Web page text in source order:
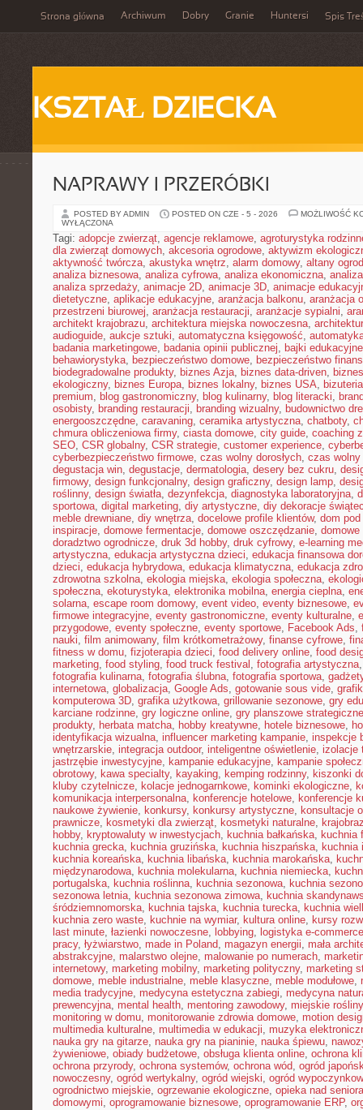
Strona główna Archiwum Dobry Granie Huntersi Spis
KSZTAŁ DZIECKA
NAPRAWY I PRZERÓBKI
POSTED BY ADMIN POSTED ON CZE - 5 - 2026
MOŻLIWOŚĆ
WYŁĄCZONA
Tagi: adopcje zwierząt, agencje reklamowe, agroturystyka
dla zwierząt domowych, akcesoria ogrodowe, aktywizm
aktywność twórcza, akustyka wnętrz, alarm domowy, altany
analiza biznesowa, analiza cyfrowa, analiza ekonomiczna,
analiza sprzedaży, animacje 2D, animacje 3D, animacje
dietetyczne, aplikacje edukacyjne, aranżacja balkonu, aranżacja
przestrzeni biurowej, aranżacja restauracji, aranżacje sypialni,
architekt krajobrazu, architektura miejska nowoczesna,
audioguide, aukcje sztuki, automatyczna księgowość,
badania marketingowe, badania opinii publicznej, bajki edukacyjne
behawiorystyka, bezpieczeństwo domowe, bezpieczeństwo
biodegradowalne produkty, biznes Azja, biznes data-driven,
ekologiczny, biznes Europa, biznes lokalny, biznes USA,
premium, blog gastronomiczny, blog kulinarny, blog literacki,
osobisty, branding restauracji, branding wizualny, budownictwo
energooszczędne, caravaning, ceramika artystyczna, chatboty,
chmura obliczeniowa firmy, ciasta domowe, city guide, coaching
SEO, CSR globalny, CSR strategie, customer experience,
cyberbezpieczeństwo firmowe, czas wolny dorosłych, czas
degustacja win, degustacje, dermatologia, desery bez cukru,
firmowy, design funkcjonalny, design graficzny, design lamp,
roślinny, design światła, dezynfekcja, diagnostyka laboratoryjna,
sportowa, digital marketing, diy artystyczne, diy dekoracje
meble drewniane, diy wnętrza, docelowe profile klientów, dom
inspiracje, domowe fermentacje, domowe oszczędzanie, domowe
doradztwo ogrodnicze, druk 3d hobby, druk cyfrowy, e-learning
artystyczna, edukacja artystyczna dzieci, edukacja finansowa
dzieci, edukacja hybrydowa, edukacja klimatyczna, edukacja
zdrowotna szkolna, ekologia miejska, ekologia społeczna,
społeczna, ekoturystyka, elektronika mobilna, energia cieplna,
solarna, escape room domowy, event video, eventy biznesowe,
firmowe integracyjne, eventy gastronomiczne, eventy kulturalne,
przygodowe, eventy społeczne, eventy sportowe, Facebook Ads,
nauki, film animowany, film krótkometrażowy, finanse cyfrowe,
fitness w domu, fizjoterapia dzieci, food delivery online, food
marketing, food styling, food truck festival , fotografia artystyczna
fotografia kulinarna, fotografia ślubna, fotografia sportowa,
internetowa, globalizacja, Google Ads, gotowanie sous vide,
komputerowa 3D, grafika użytkowa, grillowanie sezonowe, gry
karciane rodzinne, gry logiczne online, gry planszowe strategiczne
produkty, herbata matcha, hobby kreatywne, hotele biznesowe,
identyfikacja wizualna, influencer marketing kampanie, inspekcje
wnętrzarskie, integracja outdoor, inteligentne oświetlenie, izolacje
jastrzębie inwestycyjne, kampanie edukacyjne, kampanie
obrotowy, kawa specialty, kayaking, kemping rodzinny, kiszonki
kluby czytelnicze, kolacje jednogarnkowe, kominki ekologiczne,
komunikacja interpersonalna, konferencje hotelowe, konferencje
naukowe żywienie, konkursy, konkursy artystyczne, konsultacje
prawnicze, kosmetyki dla zwierząt, kosmetyki naturalne,
hobby, kryptowaluty w inwestycjach, kuchnia bałkańska, kuchnia
kuchnia grecka, kuchnia gruzińska, kuchnia hiszpańska, kuchnia
kuchnia koreańska, kuchnia libańska, kuchnia marokańska,
międzynarodowa, kuchnia molekularna, kuchnia niemiecka,
portugalska, kuchnia roślinna, kuchnia sezonowa, kuchnia
sezonowa letnia, kuchnia sezonowa zimowa, kuchnia
śródziemnomorska, kuchnia tajska, kuchnia turecka, kuchnia
kuchnia zero waste, kuchnie na wymiar, kultura online, kursy
last minute, łazienki nowoczesne, lobbying, logistyka e-commerce
pracy, łyżwiarstwo, made in Poland, magazyn energii, mała
abstrakcyjne, malarstwo olejne, malowanie po numerach,
internetowy, marketing mobilny, marketing polityczny, marketing
domowe, meble industrialne, meble klasyczne, meble modułowe,
media tradycyjne, medycyna estetyczna zabiegi, medycyna
prewencyjna, mental health, mentoring zawodowy, miejskie rośliny
monitoring w domu, monitorowanie zdrowia domowe, motion
multimedia kulturalne, multimedia w edukacji, muzyka
nauka gry na gitarze, nauka gry na pianinie, nauka śpiewu,
żywieniowe, obiady budżetowe, obsługa klienta online, ochrona
ochrona przyrody, ochrona systemów, ochrona wód, ogród
nowoczesny, ogród wertykalny, ogród wiejski, ogród
ogrodnictwo miejskie, ogrzewanie ekologiczne, opieka nad
domowymi, oprogramowanie biznesowe, oprogramowanie ERP,